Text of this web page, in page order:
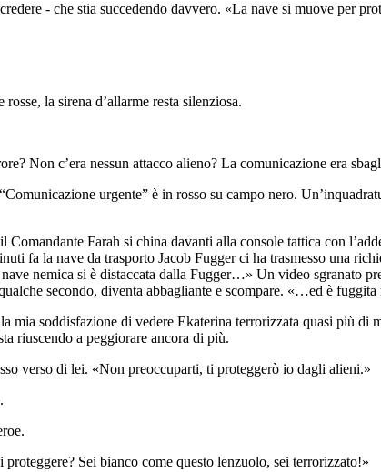
- che stia succedendo davvero. «La nave si muove per
la sirena d’allarme resta silenziosa.
Non c’era nessun attacco alieno? La comunicazione era
urgente” è in rosso su campo nero.
Farah si china davanti alla console tattica con
fa la nave da trasporto Jacob Fugger ci ha trasmesso una
nemica si è distaccata dalla Fugger…» Un video sgranato
secondo, diventa abbagliante e scompare. «…ed è fuggita
mia soddisfazione di vedere Ekaterina terrorizzata quasi più di
riuscendo a peggiorare ancora di più.
verso di lei. «Non preoccuparti, ti proteggerò io dagli alieni.»
Sei bianco come questo lenzuolo, sei terrorizzato!»